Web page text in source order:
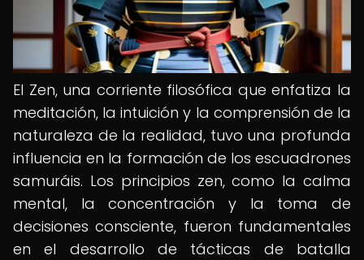
El Zen, una corriente filosófica que enfatiza la
meditación, la intuición y la comprensión de la
naturaleza de la realidad, tuvo una profunda
influencia en la formación de los escuadrones
samuráis. Los principios zen, como la calma
mental, la concentración y la toma de
decisiones consciente, fueron fundamentales
en el desarrollo de tácticas de batalla